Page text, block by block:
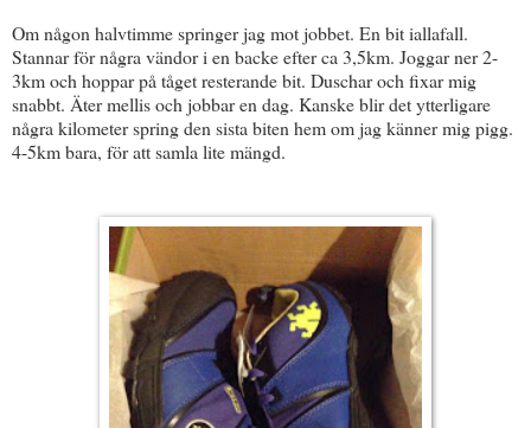
Om någon halvtimme springer jag mot jobbet. En bit iallafall.
Stannar för några vändor i en backe efter ca 3,5km. Joggar ner 2-
3km och hoppar på tåget resterande bit. Duschar och fixar mig
snabbt. Äter mellis och jobbar en dag. Kanske blir det ytterligare
några kilometer spring den sista biten hem om jag känner mig pigg.
4-5km bara, för att samla lite mängd.